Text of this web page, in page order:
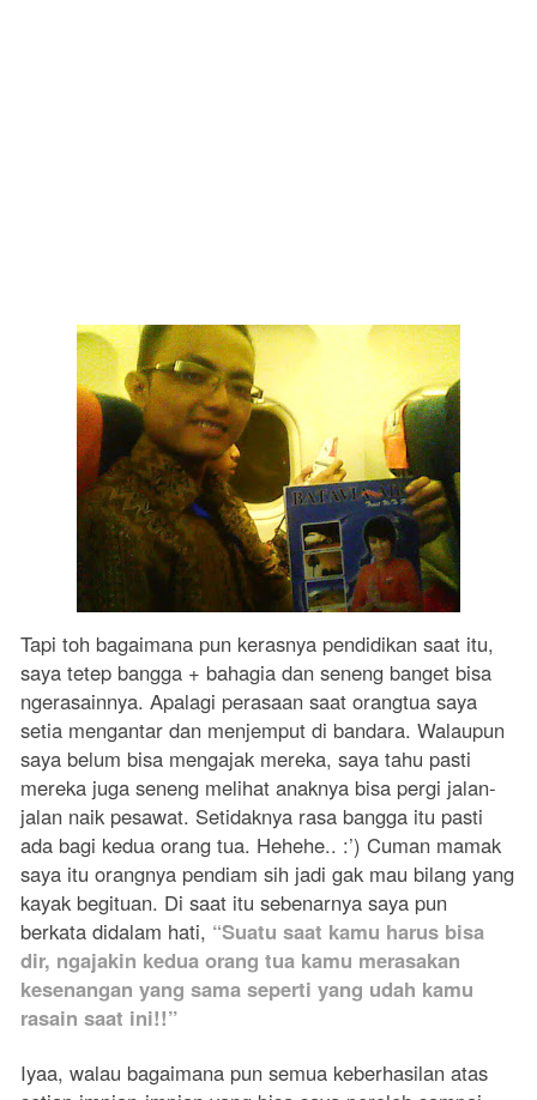
Tapi toh bagaimana pun kerasnya pendidikan saat itu,
saya tetep bangga + bahagia dan seneng banget bisa
ngerasainnya. Apalagi perasaan saat orangtua saya
setia mengantar dan menjemput di bandara. Walaupun
saya belum bisa mengajak mereka, saya tahu pasti
mereka juga seneng melihat anaknya bisa pergi jalan-
jalan naik pesawat. Setidaknya rasa bangga itu pasti
ada bagi kedua orang tua. Hehehe.. :’) Cuman mamak
saya itu orangnya pendiam sih jadi gak mau bilang yang
kayak begituan. Di saat itu sebenarnya saya pun
berkata didalam hati, “Suatu saat kamu harus bisa
dir, ngajakin kedua orang tua kamu merasakan
kesenangan yang sama seperti yang udah kamu
rasain saat ini!!”
Iyaa, walau bagaimana pun semua keberhasilan atas